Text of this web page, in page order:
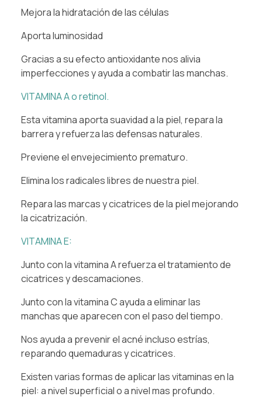
Mejora la hidratación de las células
Aporta luminosidad
Gracias a su efecto antioxidante nos alivia
imperfecciones y ayuda a combatir las manchas.
VITAMINA A o retinol.
Esta vitamina aporta suavidad a la piel, repara la
barrera y refuerza las defensas naturales.
Previene el envejecimiento prematuro.
Elimina los radicales libres de nuestra piel.
Repara las marcas y cicatrices de la piel mejorando
la cicatrización.
VITAMINA E:
Junto con la vitamina A refuerza el tratamiento de
cicatrices y descamaciones.
Junto con la vitamina C ayuda a eliminar las
manchas que aparecen con el paso del tiempo.
Nos ayuda a prevenir el acné incluso estrías,
reparando quemaduras y cicatrices.
Existen varias formas de aplicar las vitaminas en la
piel: a nivel superficial o a nivel mas profundo.